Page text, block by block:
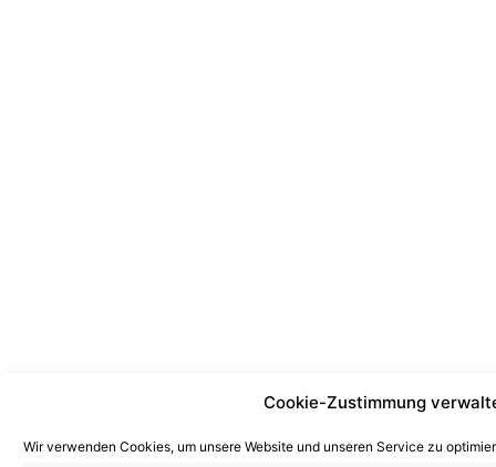
Cookie-Zustimmung
Wir verwenden Cookies, um unsere Website und unseren Service zu